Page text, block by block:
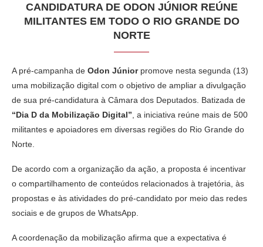
CANDIDATURA DE ODON JÚNIOR REÚNE
MILITANTES EM TODO O RIO GRANDE DO
NORTE
A pré-campanha de Odon Júniorpromove nesta segunda (13)
uma mobilização digital com o objetivo de ampliar a divulgação
de sua pré-candidatura à Câmara dos Deputados. Batizada de
“Dia D da Mobilização Digital”, a iniciativa reúne mais de 500
militantes e apoiadores em diversas regiões do Rio Grande do
Norte.
De acordo com a organização da ação, a proposta é incentivar
o compartilhamento de conteúdos relacionados à trajetória, às
propostas e às atividades do pré-candidato por meio das redes
sociais e de grupos de WhatsApp.
A coordenação da mobilização afirma que a expectativa é